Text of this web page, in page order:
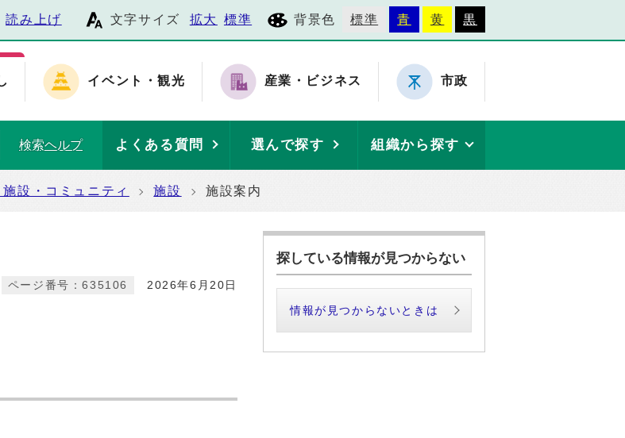
読み上げ 文字サイズ 拡大 標準 背景色 標準 青 黄 黒
イベント・観光 産業・ビジネス 市政
検索ヘルプ よくある質問 選んで探す 組織から探す
設・コミュニティ 施設 施設案内
2026年6月20日
ページ番号：635106
探している情報が見つからない
情報が見つからないときは